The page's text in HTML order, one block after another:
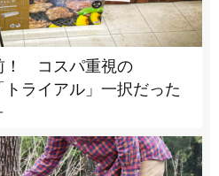
！ コスパ重視の
トライアル」一択だった